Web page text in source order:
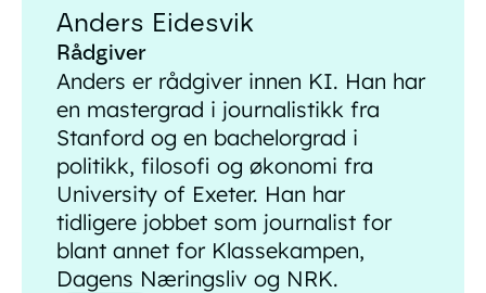
Anders Eidesvik
Rådgiver
Anders er rådgiver innen KI. Han har
en mastergrad i journalistikk fra
Stanford og en bachelorgrad i
politikk, filosofi og økonomi fra
University of Exeter. Han har
tidligere jobbet som journalist for
blant annet for Klassekampen,
Dagens Næringsliv og NRK.